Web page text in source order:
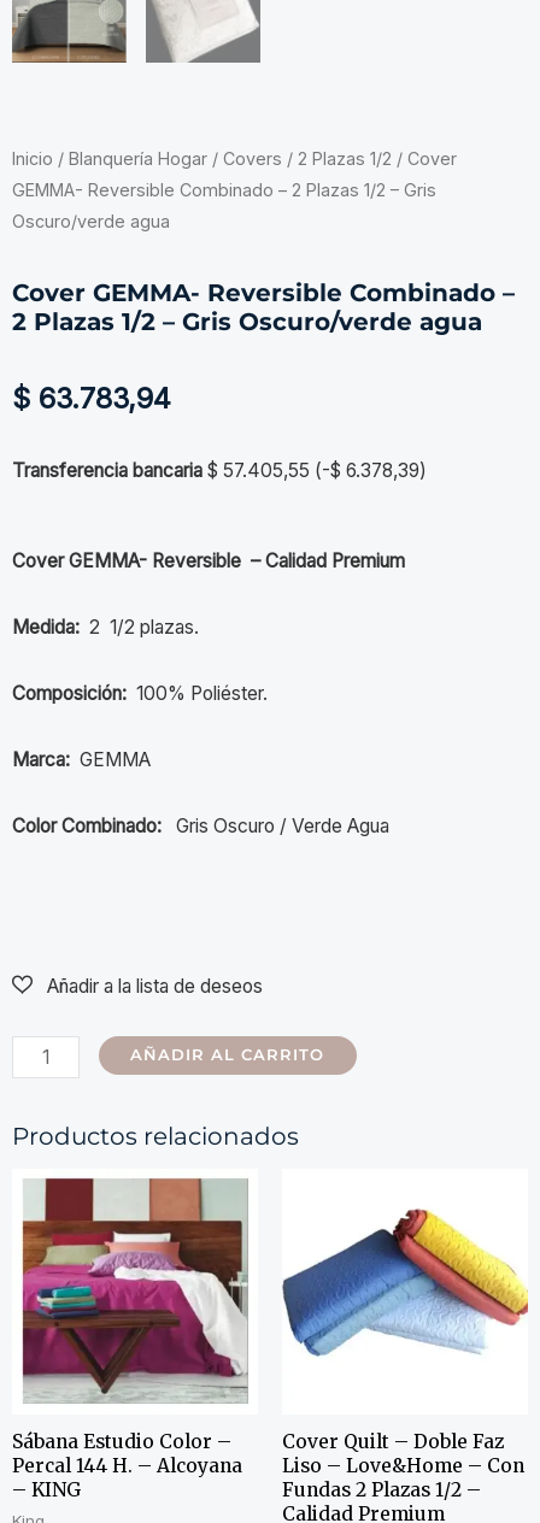
Inicio / Blanquería Hogar / Covers / 2 Plazas 1/2 / Cover
GEMMA- Reversible Combinado – 2 Plazas 1/2 – Gris
Oscuro/verde agua
Cover GEMMA- Reversible Combinado –
2 Plazas 1/2 – Gris Oscuro/verde agua
$ 63.783,94
Transferencia bancaria $ 57.405,55 (-$ 6.378,39)
Cover GEMMA- Reversible – Calidad Premium
Medida: 2 1/2 plazas.
Composición: 100% Poliéster.
Marca: GEMMA
Color Combinado: Gris Oscuro / Verde Agua
AÑADIR AL CARRITO
Productos relacionados
Sábana Estudio Color –
Percal 144 H. – Alcoyana
– KING
Cover Quilt – Doble Faz
Liso – Love&Home – Con
Fundas 2 Plazas 1/2 –
Calidad Premium